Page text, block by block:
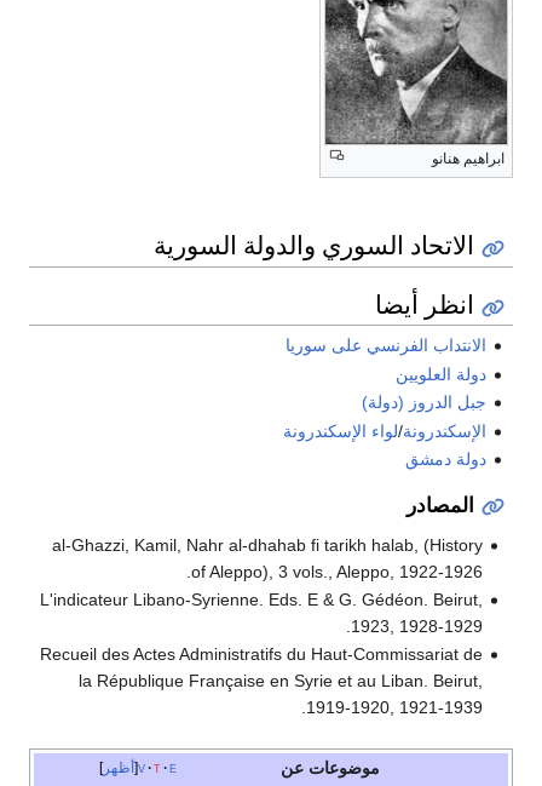
ابراهيم هنانو
الاتحاد السوري والدولة السورية
انظر أيضا
الانتداب الفرنسي على سوريا
دولة العلويين
جبل الدروز (دولة)
الإسكندرونة/لواء الإسكندرونة
دولة دمشق
المصادر
al-Ghazzi, Kamil, Nahr al-dhahab fi tarikh halab, (History
of Aleppo), 3 vols., Aleppo, 1922-1926.
L'indicateur Libano-Syrienne. Eds. E & G. Gédéon. Beirut,
1923, 1928-1929.
Recueil des Actes Administratifs du Haut-Commissariat de
la République Française en Syrie et au Liban. Beirut,
1919-1920, 1921-1939.
أظهر v t e
موضوعات عن